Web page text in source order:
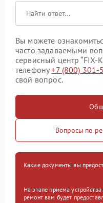
Вы можете
часто задаваемыми
сервисный центр
телефону+7 (800) 301-
свой вопрос.
Вопросы по
Какие документы вы
На этапе приема
ремонт вам будет